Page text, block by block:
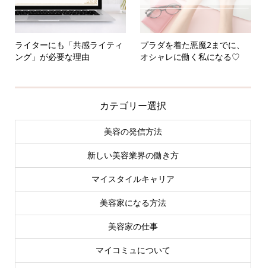
ライターにも「共感ライティ
ング」が必要な理由
プラダを着た悪魔2までに、
オシャレに働く私になる♡
カテゴリー選択
美容の発信方法
新しい美容業界の働き方
マイスタイルキャリア
美容家になる方法
美容家の仕事
マイコミュについて